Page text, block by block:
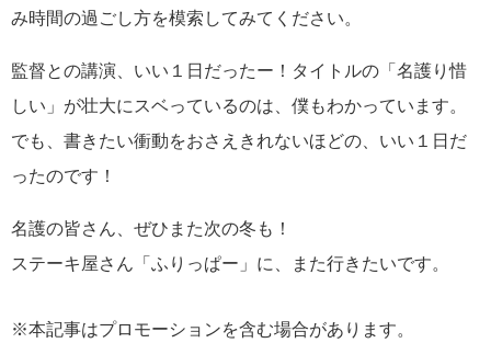
み時間の過ごし方を模索してみてください。
監督との講演、いい１日だったー！タイトルの「名護り惜
しい」が壮大にスベっているのは、僕もわかっています。
でも、書きたい衝動をおさえきれないほどの、いい１日だ
ったのです！
名護の皆さん、ぜひまた次の冬も！
ステーキ屋さん「ふりっぱー」に、また行きたいです。
※本記事はプロモーションを含む場合があります。